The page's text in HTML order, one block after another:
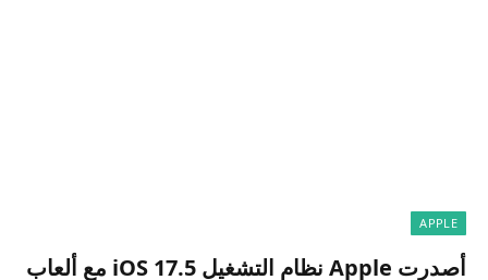
APPLE
أصدرت Apple نظام التشغيل iOS 17.5 مع ألعاب